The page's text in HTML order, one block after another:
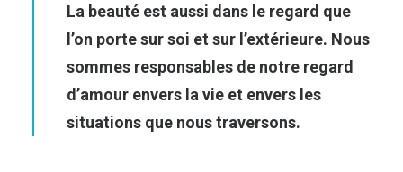
La beauté est aussi dans le regard que
l’on porte sur soi et sur l’extérieure. Nous
sommes responsables de notre regard
d’amour envers la vie et envers les
situations que nous traversons.